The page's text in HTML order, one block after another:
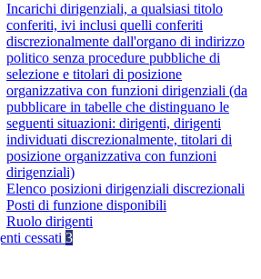
Incarichi dirigenziali, a qualsiasi titolo
conferiti, ivi inclusi quelli conferiti
discrezionalmente dall'organo di indirizzo
politico senza procedure pubbliche di
selezione e titolari di posizione
organizzativa con funzioni dirigenziali (da
pubblicare in tabelle che distinguano le
seguenti situazioni: dirigenti, dirigenti
individuati discrezionalmente, titolari di
posizione organizzativa con funzioni
dirigenziali)
Elenco posizioni dirigenziali discrezionali
Posti di funzione disponibili
Ruolo dirigenti
cessati 3